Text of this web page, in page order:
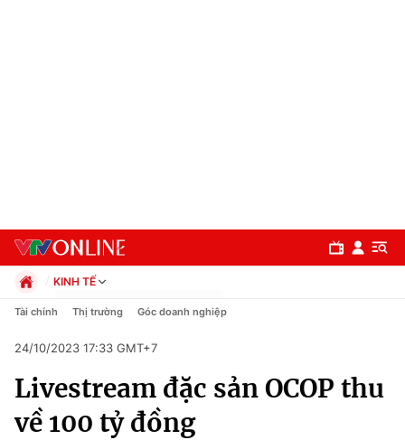
Chuyên mục
Chính trị
KINH TẾ
Chính trị
Pháp luật
Kinh tế
Thể thao
Truyền hình
Tài chính Thị trường Góc doanh nghiệp
24/10/2023 17:33 GMT+7
Livestream đặc sản OCOP thu
về 100 tỷ đồng